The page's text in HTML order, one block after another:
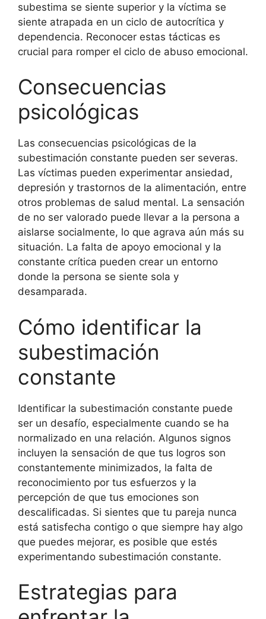
subestima se siente superior y la víctima se
siente atrapada en un ciclo de autocrítica y
dependencia. Reconocer estas tácticas es
crucial para romper el ciclo de abuso emocional.
Consecuencias
psicológicas
Las consecuencias psicológicas de la
subestimación constante pueden ser severas.
Las víctimas pueden experimentar ansiedad,
depresión y trastornos de la alimentación, entre
otros problemas de salud mental. La sensación
de no ser valorado puede llevar a la persona a
aislarse socialmente, lo que agrava aún más su
situación. La falta de apoyo emocional y la
constante crítica pueden crear un entorno
donde la persona se siente sola y
desamparada.
Cómo identificar la
subestimación
constante
Identificar la subestimación constante puede
ser un desafío, especialmente cuando se ha
normalizado en una relación. Algunos signos
incluyen la sensación de que tus logros son
constantemente minimizados, la falta de
reconocimiento por tus esfuerzos y la
percepción de que tus emociones son
descalificadas. Si sientes que tu pareja nunca
está satisfecha contigo o que siempre hay algo
que puedes mejorar, es posible que estés
experimentando subestimación constante.
Estrategias para